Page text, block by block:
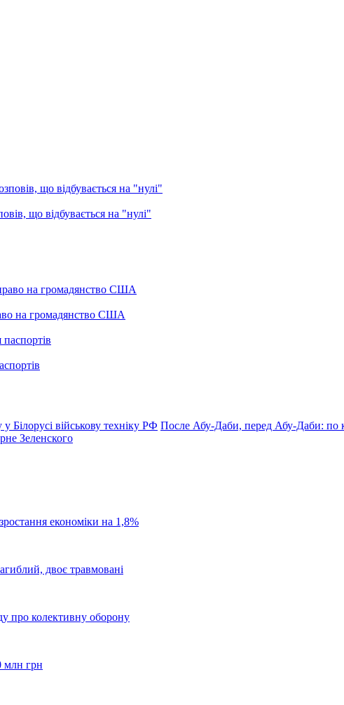
що відбувається на "нулі"
на громадянство США
Білорусі військову техніку РФ После Абу-Даби, перед Абу-Даби: по
Зеленского
економіки на 1,8%
двоє травмовані
про колективну оборону
млн грн